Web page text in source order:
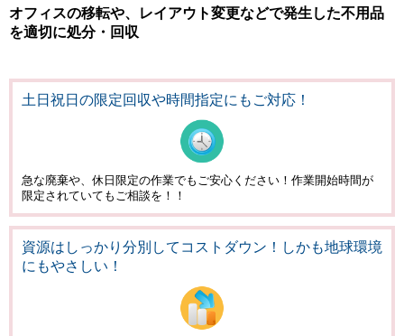
オフィスの移転や、レイアウト変更などで発生した不用品
を適切に処分・回収
土日祝日の限定回収や時間指定にもご対応！
急な廃棄や、休日限定の作業でもご安心ください！作業開始時間が
限定されていてもご相談を！！
資源はしっかり分別して コストダウン！ しかも地球環境
にもやさしい！